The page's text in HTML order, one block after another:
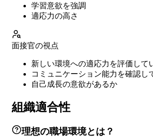
学習意欲を強調
適応力の高さ
面接官の視点
新しい環境への適応力を評価して
コミュニケーション能力を確認し
自己成長の意欲があるか
組織適合性
理想の職場環境とは？